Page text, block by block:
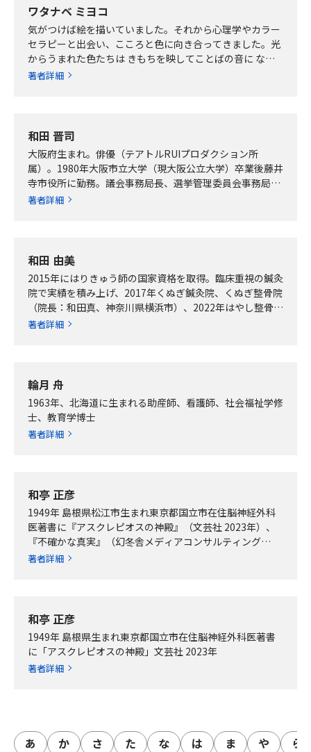
ワタナベ ミヨコ
気がつけば絵を描いていました。それから心理学やカラー
セラピーと出会い、こころと色に向き合ってきました。光
からうまれた色たちは きもちを映してことばの音に なる
でしょう。出会ってくださった全ての方々へ…
著者詳細
和田 晋司
大阪府生まれ。俳優（テアトルRUIプロダクション所
属）。1980年大阪市立大学（現大阪公立大学）卒業後藤井
寺市役所に勤務。議会事務局長、選挙管理委員会事務局長
を経て2018年定年退職。2019年テア…
著者詳細
和田 由美
2015年にはりきゅう師の国家資格を取得。臨床重視の鍼灸
院で実績を積み上げ、2017年くぬぎ鍼灸院、くぬぎ整骨院
（院長：和田真、神奈川県横浜市）、2022年はやし整骨院
（院長：林広太郎、高知県高知市…
著者詳細
輪月 舟
1963年、北海道に生まれる助産師、看護師、社会福祉学修
士、教育学博士
著者詳細
和亭 正彦
1949年 島根県松江市生まれ東京都国立市在住脳神経外科
医著書に『アスクレピオスの神殿』（文芸社 2023年）、
『不確かな真実』（幻冬舎メディアコンサルティング
2025年）がある。
著者詳細
和亭 正彦
1949年 島根県生まれ東京都国立市在住脳神経外科医著書
に「アスクレピオスの神殿」文芸社 2023年
著者詳細
あ 行 か 行 さ 行 た 行 な 行 は 行 ま 行 や 行 ら